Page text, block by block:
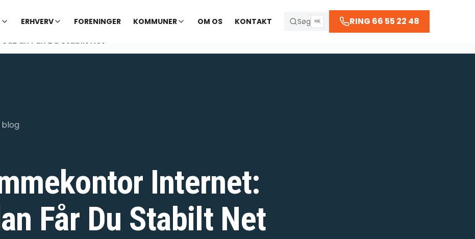
ERHVERV FORENINGER KOMMUNER OM OS KONTAKT Søg ⌘K
RING 66 55 22 48
FåR Du Stabilt Net
Internet:
Får Du Stabilt Net